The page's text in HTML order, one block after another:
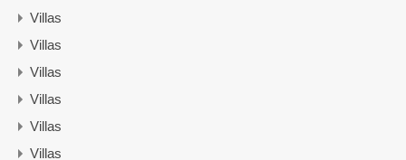
Villas
Villas
Villas
Villas
Villas
Villas